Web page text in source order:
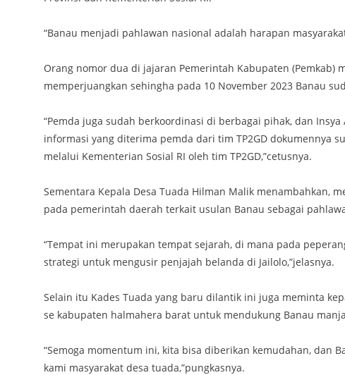
“Banau menjadi pahlawan nasional adalah harapan
Orang nomor dua di jajaran Pemerintah Kabupaten
memperjuangkan sehingha pada 10 November 2023 Banau
“Pemda juga sudah berkoordinasi di berbagai pihak, dan
informasi yang diterima pemda dari tim TP2GD dokumennya
melalui Kementerian Sosial RI oleh tim TP2GD,”cetusnya.
Sementara Kepala Desa Tuada Hilman Malik menambahkan,
pada pemerintah daerah terkait usulan Banau sebagai
“Tempat ini merupakan tempat sejarah, di mana pada
strategi untuk mengusir penjajah belanda di Jailolo,”jelasnya.
Selain itu Kades Tuada yang baru dilantik ini juga meminta
se kabupaten halmahera barat untuk mendukung Banau
“Semoga momentum ini, kita bisa diberikan kemudahan, dan
kami masyarakat desa tuada,”pungkasnya.